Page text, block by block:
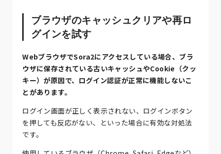
ブラウザのキャッシュクリアや再ロ
グインを試す
WebブラウザでSora2にアクセスしている場合、ブラ
ウザに保存されている古いキャッシュやCookie（クッ
キー）が原因で、ログイン認証が正常に機能しないこ
とがあります。
ログイン画面が正しく表示されない、ログインボタン
を押しても反応がない、といった場合に有効な対処法
です。